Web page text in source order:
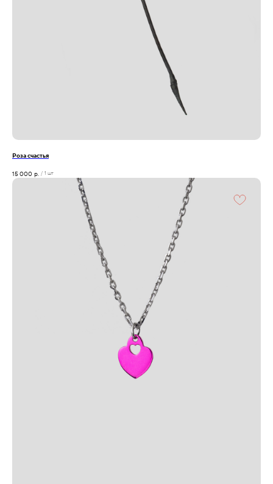
Роза счастья
15 000 р. / 1 шт